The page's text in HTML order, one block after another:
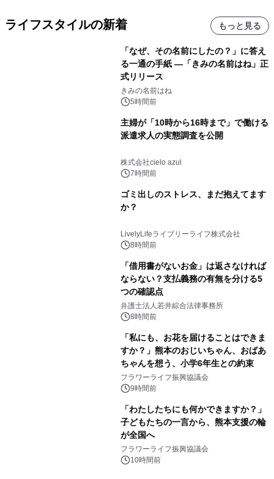
ライフスタイルの新着 もっと見る
「なぜ、その名前にしたの？」に答え
る一通の手紙 ―「きみの名前はね」正
式リリース
きみの名前はね
5時間前
主婦が「10時から16時まで」で働ける
派遣求人の実態調査を公開
株式会社cielo azul
7時間前
ゴミ出しのストレス、まだ抱えてます
か？
LivelyLifeライブリーライフ株式会社
8時間前
「借用書がないお金」は返さなければ
ならない？支払義務の有無を分ける5
つの確認点
弁護士法人若井綜合法律事務所
8時間前
「私にも、お花を届けることはできま
すか？」熊本のおじいちゃん、おばあ
ちゃんを想う、小学6年生との約束
フラワーライフ振興協議会
9時間前
「わたしたちにも何かできますか？」
子どもたちの一言から、熊本支援の輪
が全国へ
フラワーライフ振興協議会
10時間前